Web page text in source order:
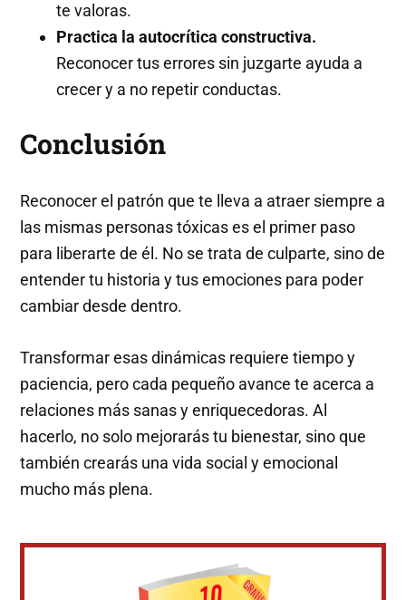
te valoras.
Practica la autocrítica constructiva.
Reconocer tus errores sin juzgarte ayuda a
crecer y a no repetir conductas.
Conclusión
Reconocer el patrón que te lleva a atraer siempre a
las mismas personas tóxicas es el primer paso
para liberarte de él. No se trata de culparte, sino de
entender tu historia y tus emociones para poder
cambiar desde dentro.
Transformar esas dinámicas requiere tiempo y
paciencia, pero cada pequeño avance te acerca a
relaciones más sanas y enriquecedoras. Al
hacerlo, no solo mejorarás tu bienestar, sino que
también crearás una vida social y emocional
mucho más plena.